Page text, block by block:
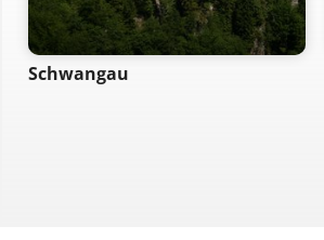
Schwangau